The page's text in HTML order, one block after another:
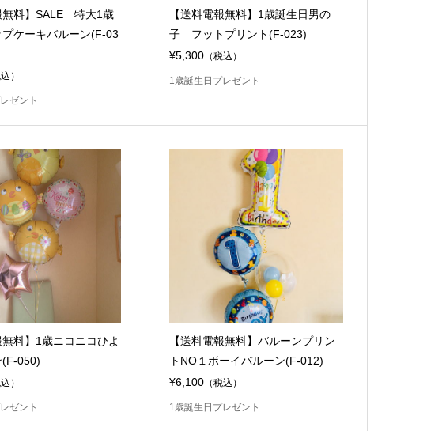
無料】SALE 特大1歳
ケーキバルーン(F-03
）
ゼント
【送料電報無料】1歳誕生日男の
子 フットプリント(F-023)
¥5,300 （税込）
1歳誕生日プレゼント
無料】1歳ニコニコひよ
(F-050)
）
ゼント
【送料電報無料】バルーンプリン
トNO１ボーイバルーン(F-012)
¥6,100 （税込）
1歳誕生日プレゼント